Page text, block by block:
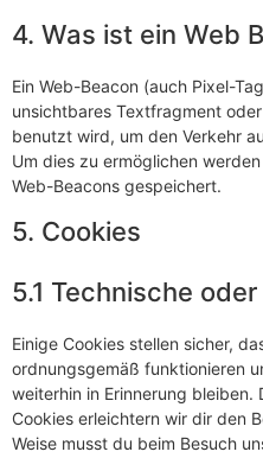
4. Was ist ein Web
Ein Web-Beacon (auch Pixel-
unsichtbares Textfragment
benutzt wird, um den Verkehr
Um dies zu ermöglichen
Web-Beacons gespeichert.
5. Cookies
5.1 Technische
Einige Cookies stellen sicher,
ordnungsgemäß funktionieren
weiterhin in Erinnerung
Cookies erleichtern wir dir den
Weise musst du beim Besuch